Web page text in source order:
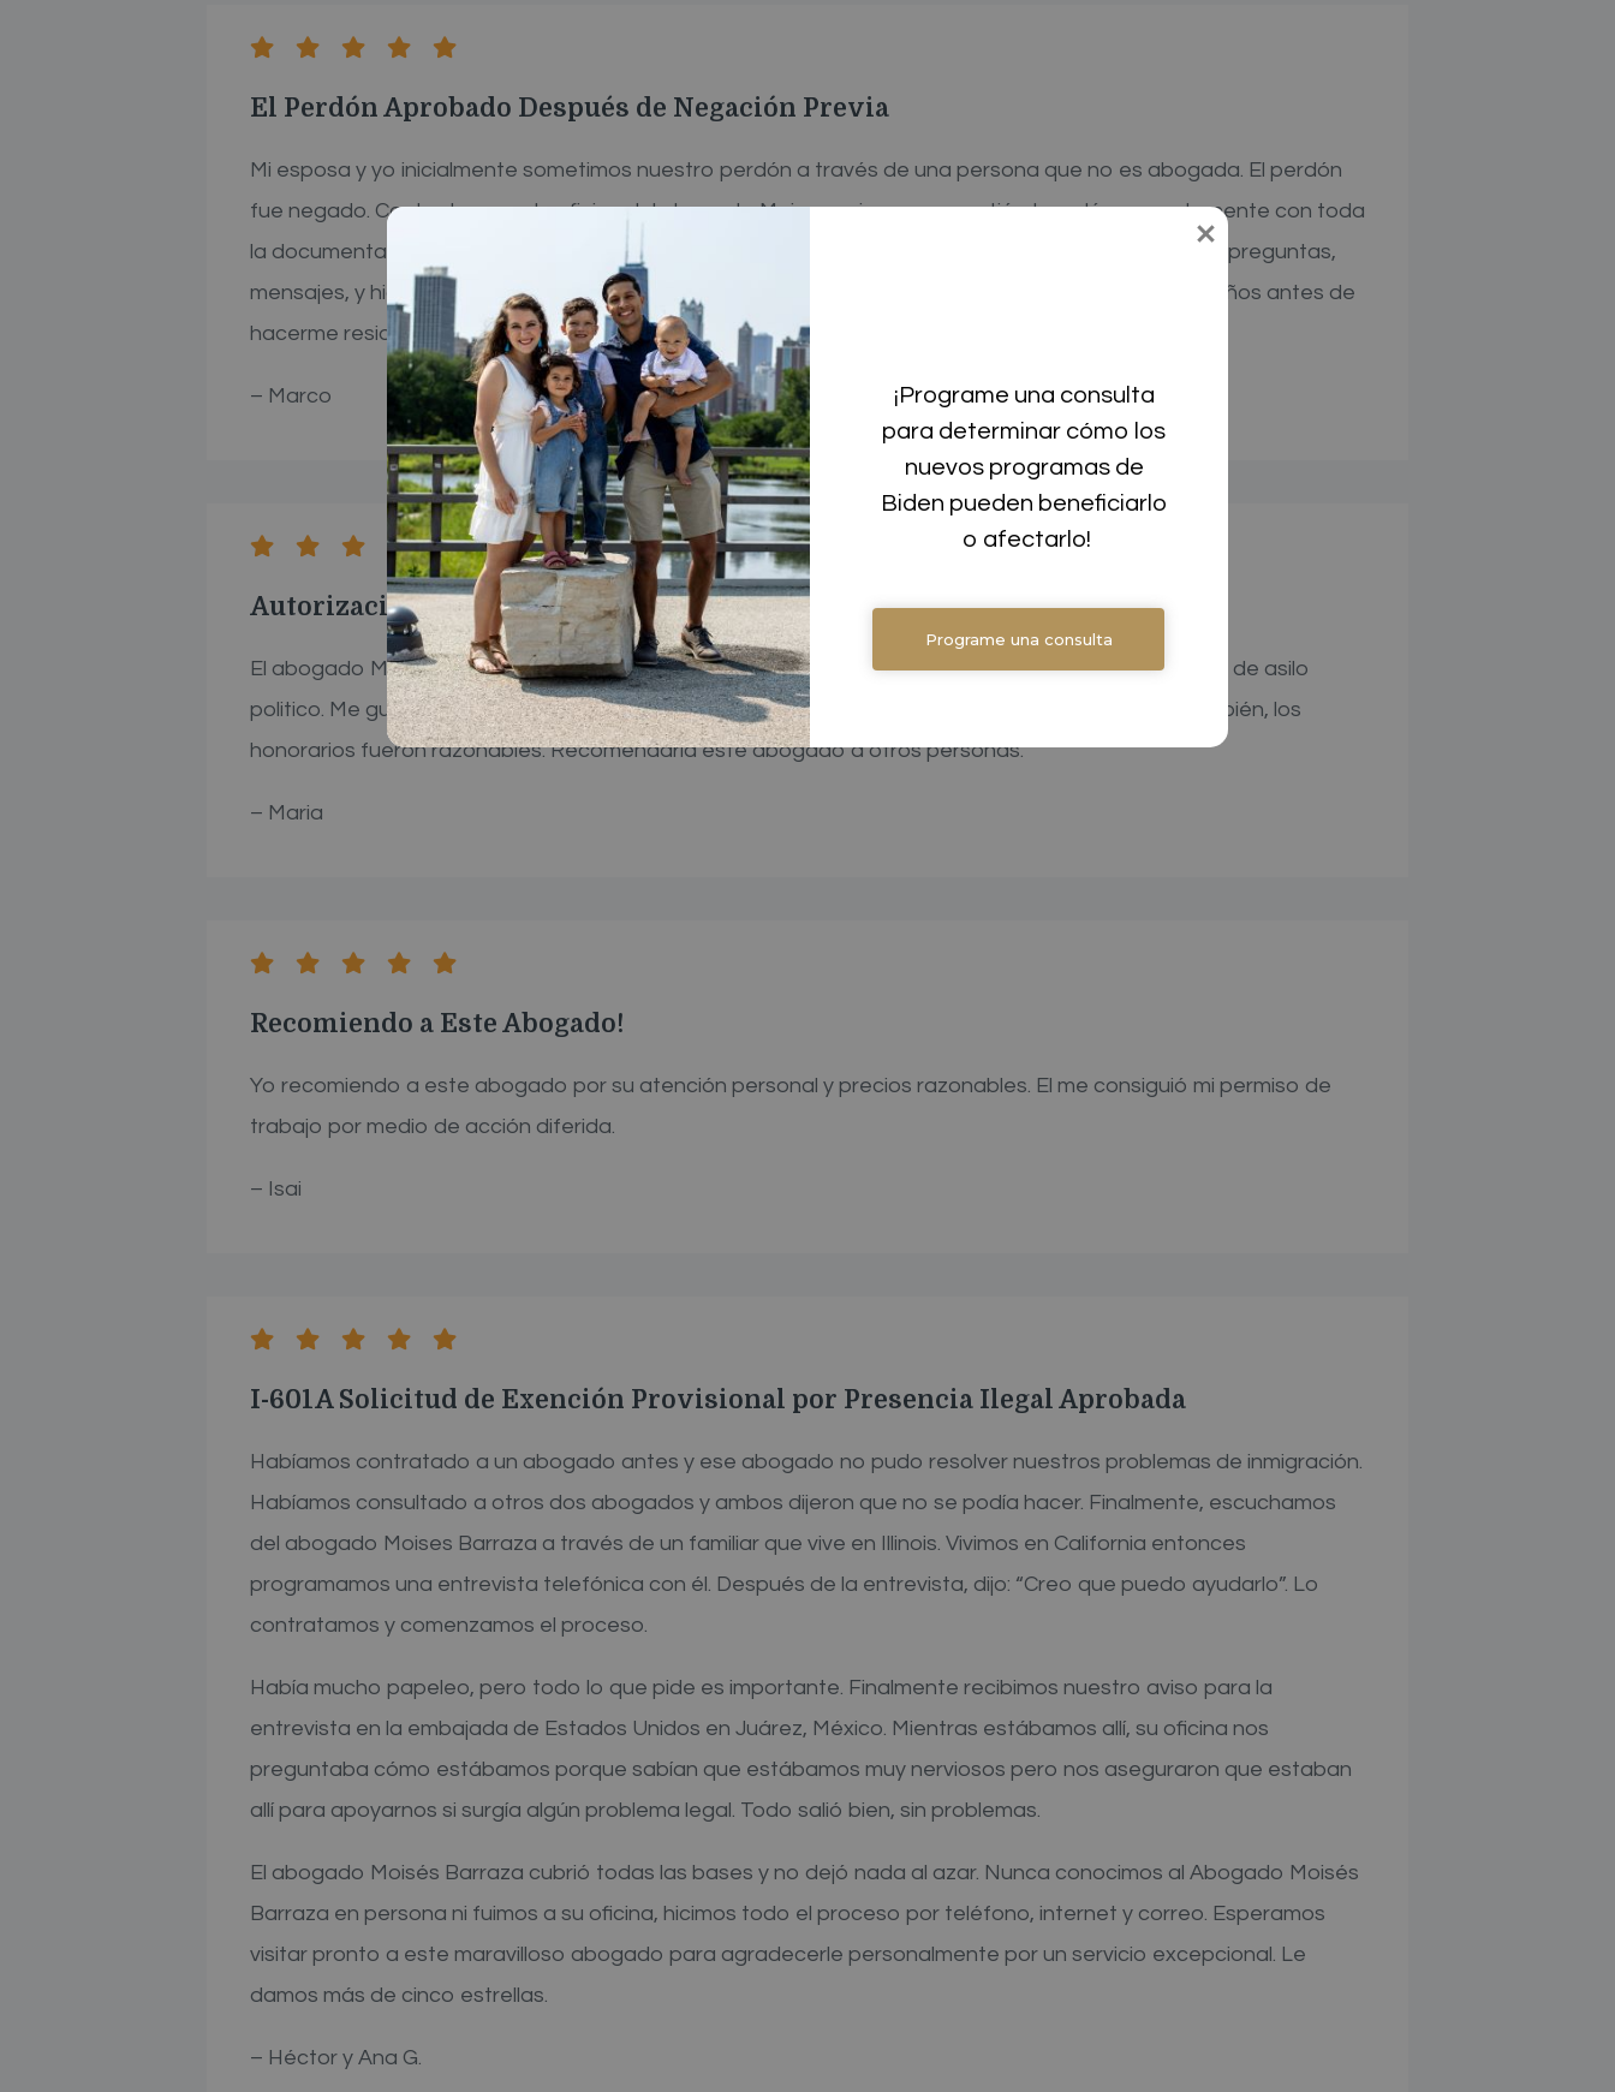
El Perdón Aprobado Después de Negación Previa
Mi esposa y yo inicialmente sometimos nuestro perdón a través de una persona que no es abogada. El perdón
fue negado. Contactamos a la oficina del abogado Moises quien nos sometió el perdón correctamente con toda
la documentación necesaria. ¡Fue aprobado! Lo que más me gustó fue que respondieron nuestras preguntas,
mensajes, y hicieron su trabajo profesionalmente. Ahora mi esposa y yo no tenemos esperar diez años antes de
hacerme residente.
– Marco
Autorización de Empleo por Medio de Asilo Politico
El abogado Moises Barraza completó mi papeleo para recibir mi autorización de empleo por medio de asilo
politico. Me gusto que el abogado me mantuvo informada y todo lo que me decía era verdad. También, los
honorarios fueron razonables. Recomendaría este abogado a otros personas.
– Maria
Recomiendo a Este Abogado!
Yo recomiendo a este abogado por su atención personal y precios razonables. El me consiguió mi permiso de
trabajo por medio de acción diferida.
– Isai
I-601A Solicitud de Exención Provisional por Presencia Ilegal Aprobada
Habíamos contratado a un abogado antes y ese abogado no pudo resolver nuestros problemas de inmigración.
Habíamos consultado a otros dos abogados y ambos dijeron que no se podía hacer. Finalmente, escuchamos
del abogado Moises Barraza a través de un familiar que vive en Illinois. Vivimos en California entonces
programamos una entrevista telefónica con él. Después de la entrevista, dijo: “Creo que puedo ayudarlo”. Lo
contratamos y comenzamos el proceso.
Había mucho papeleo, pero todo lo que pide es importante. Finalmente recibimos nuestro aviso para la
entrevista en la embajada de Estados Unidos en Juárez, México. Mientras estábamos allí, su oficina nos
preguntaba cómo estábamos porque sabían que estábamos muy nerviosos pero nos aseguraron que estaban
allí para apoyarnos si surgía algún problema legal. Todo salió bien, sin problemas.
El abogado Moisés Barraza cubrió todas las bases y no dejó nada al azar. Nunca conocimos al Abogado Moisés
Barraza en persona ni fuimos a su oficina, hicimos todo el proceso por teléfono, internet y correo. Esperamos
visitar pronto a este maravilloso abogado para agradecerle personalmente por un servicio excepcional. Le
damos más de cinco estrellas.
– Héctor y Ana G.
¡Programe una consulta
para determinar cómo los
nuevos programas de
Biden pueden beneficiarlo
o afectarlo!
Programe una consulta